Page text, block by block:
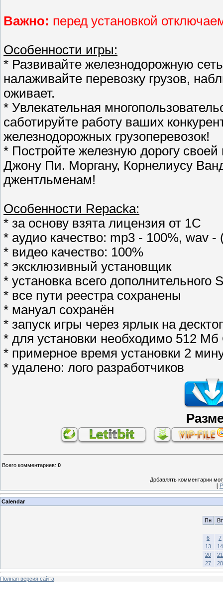
Важно: перед установкой
Особенности игры:
* Развивайте железнодорожную
налаживайте перевозку грузов,
оживает.
* Увлекательная
саботируйте работу ваших
железнодорожных грузоперевозок!
* Постройте железную дорогу
Джону Пи. Моргану, Корнелиусу
джентльменам!
Особенности Repacka:
* за основу взята лицензия от 1C
* аудио качество: mp3 - 100%, wav
* видео качество: 100%
* эксклюзивный установщик
* установка всего дополнительного
* все пути реестра сохранены
* мануал сохранён
* запуск игры через ярлык на
* для установки необходимо 512
* примерное время установки 2
* удалено: лого разработчиков
Всего комментариев: 0
Добавлять комментарии
[
Calendar
Пн Вт
6
7
13
14
20
21
27
28
Полная версия сайта